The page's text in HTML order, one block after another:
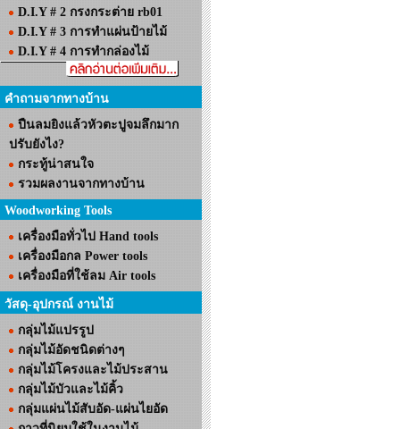
D.I.Y # 2 กรงกระต่าย rb01
D.I.Y # 3 การทำแผ่นป้ายไม้
D.I.Y # 4 การทำกล่องไม้
คำถามจากทางบ้าน
ปืนลมยิงแล้วหัวตะปูจมลึกมาก
ปรับยังไง?
กระทู้น่าสนใจ
รวมผลงานจากทางบ้าน
Woodworking Tools
เครื่องมือทั่วไป Hand tools
เครื่องมือกล Power tools
เครื่องมือที่ใช้ลม Air tools
วัสดุ-อุปกรณ์ งานไม้
กลุ่มไม้แปรรูป
กลุ่มไม้อัดชนิดต่างๆ
กลุ่มไม้โครงและไม้ประสาน
กลุ่มไม้บัวและไม้คิ้ว
กลุ่มแผ่นไม้สับอัด-แผ่นไยอัด